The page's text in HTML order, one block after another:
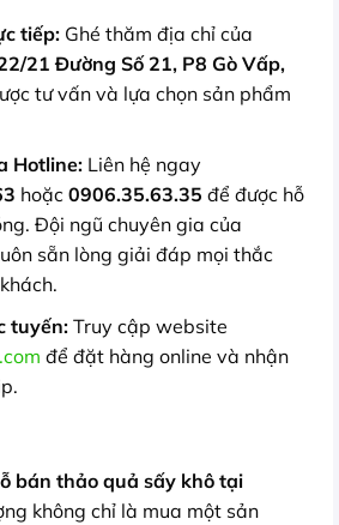
tiếp:Ghé thăm địa chỉ của
21 Đường Số 21, P8 Gò Vấp,
tư vấn và lựa chọn sản phẩm
Hotline:Liên hệ ngay
hoặc 0906.35.63.35 để được hỗ
Đội ngũ chuyên gia của
sẵn lòng giải đáp mọi thắc
tuyến:Truy cập website
để đặt hàng online và nhận
bán thảo quả sấy khô tại
không chỉ là mua một sản